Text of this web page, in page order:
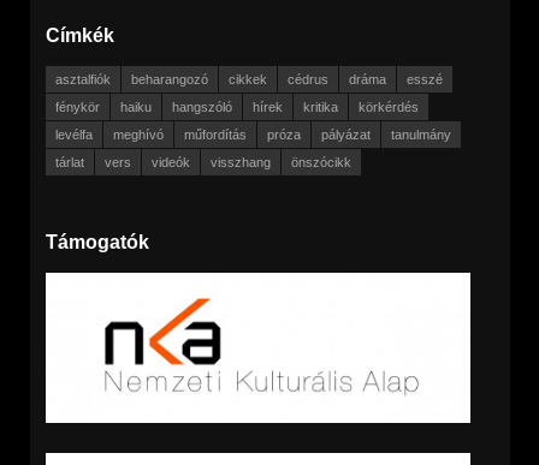
Címkék
asztalfiók beharangozó cikkek cédrus dráma
esszé
fénykör
haiku hangszóló hírek kritika
körkérdés
levélfa
meghívó műfordítás próza pályázat
tanulmány
tárlat
vers videók visszhang önszócikk
Támogatók